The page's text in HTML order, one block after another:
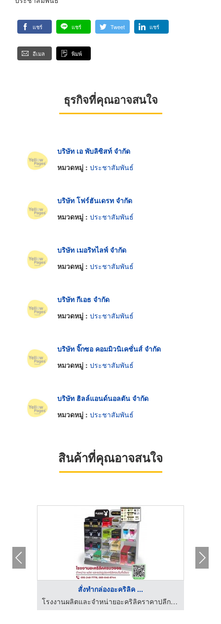
แชร์ แชร์ Tweet แชร์
อีเมล พิมพ์
ธุรกิจที่คุณอาจสนใจ
บริษัท เอ พับลิซิสท์ จำกัด
หมวดหมู่ : ประชาสัมพันธ์
บริษัท โฟร์ฮันเดรท จำกัด
หมวดหมู่ : ประชาสัมพันธ์
บริษัท เมอริทไลพ์ จำกัด
หมวดหมู่ : ประชาสัมพันธ์
บริษัท กีเอธ จำกัด
หมวดหมู่ : ประชาสัมพันธ์
บริษัท จิ๊กซอ คอมมิวนิเคชั่นส์ จำกัด
หมวดหมู่ : ประชาสัมพันธ์
บริษัท ฮิลล์แอนด์นอลตัน จำกัด
หมวดหมู่ : ประชาสัมพันธ์
สินค้าที่คุณอาจสนใจ
สั่งทำกล่องอะคริลิค ...
โรงงานผลิตและจำหน่ายอะคริลิคราคาปลีก-ส่ง รับแปรรูปอะคริลิคตามแบบ